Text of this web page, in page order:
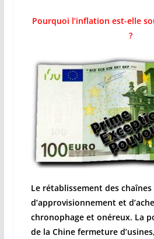
Pourquoi l’inflation est-elle
?
Le rétablissement des chaînes
d’approvisionnement et
chronophage et onéreux. La
de la Chine fermeture